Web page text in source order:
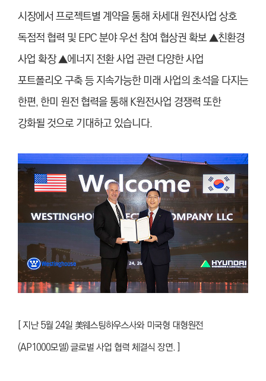
시장에서 프로젝트별 계약을 통해 차세대 원전사업 상호
독점적 협력 및 EPC 분야 우선 참여 협상권 확보 ▲친환경
사업 확장 ▲에너지 전환 사업 관련 다양한 사업
포트폴리오 구축 등 지속가능한 미래 사업의 초석을 다지는
한편, 한미 원전 협력을 통해 K원전사업 경쟁력 또한
강화될 것으로 기대하고 있습니다.
[ 지난 5월 24일 美웨스팅하우스사와 미국형 대형원전
(AP1000모델) 글로벌 사업 협력 체결식 장면. ]